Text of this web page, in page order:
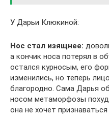
У Дарьи Клюкиной:
Нос стал изящнее:
а кончик носа потерял в
остался курносым, его
изменились, но теперь
благородно. Сама Дарья
носом метаморфозы
она не хочет признаваться